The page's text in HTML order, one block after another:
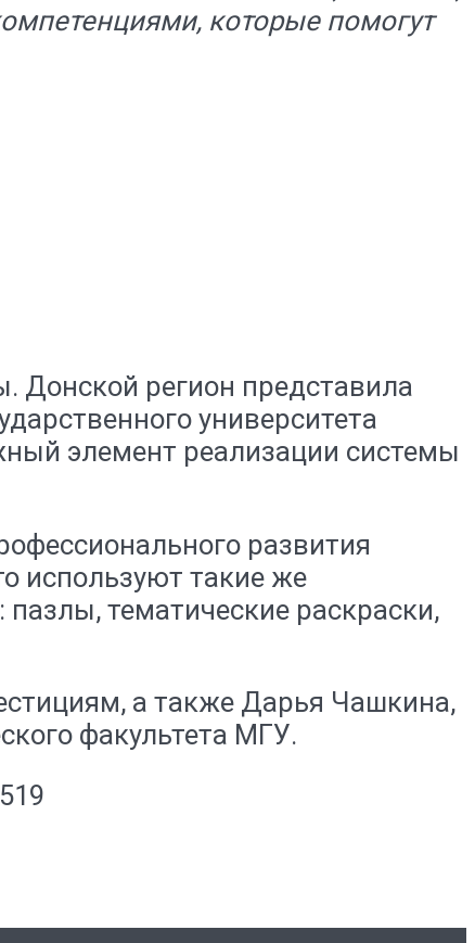
которые помогут
Донской регион представила
университета
элемент реализации системы
развития
используют такие же
тематические раскраски,
а также Дарья Чашкина,
факультета МГУ.